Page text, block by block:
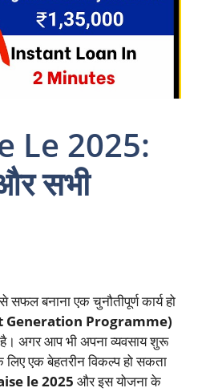
Le 2025:
सभी
बनाना एक चुनौतीपूर्ण कार्य हो
Generation Programme)
है। अगर आप भी अपना व्यवसाय शुरू
एक बेहतरीन विकल्प हो सकता
le 2025 और इस योजना के